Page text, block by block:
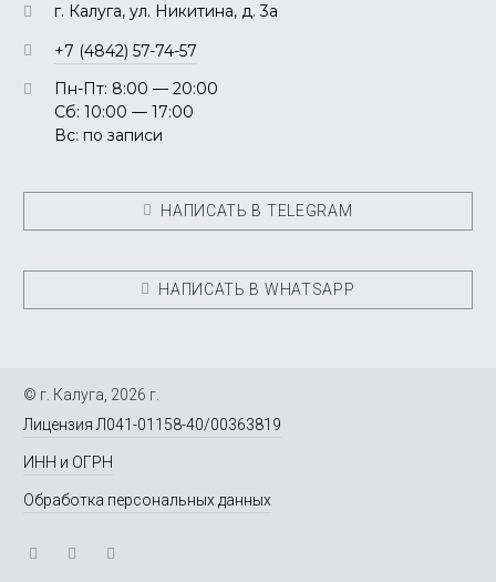
г. Калуга, ул. Никитина, д. 3а
+7 (4842) 57-74-57
Пн-Пт: 8:00 — 20:00
Сб: 10:00 — 17:00
Вс: по записи
НАПИСАТЬ В TELEGRAM
НАПИСАТЬ В WHATSAPP
© г. Калуга, 2026 г.
Лицензия Л041-01158-40/00363819
ИНН и ОГРН
Обработка персональных данных